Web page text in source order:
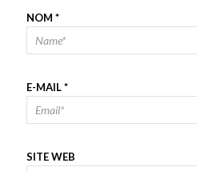
NOM *
E-MAIL*
SITE WEB